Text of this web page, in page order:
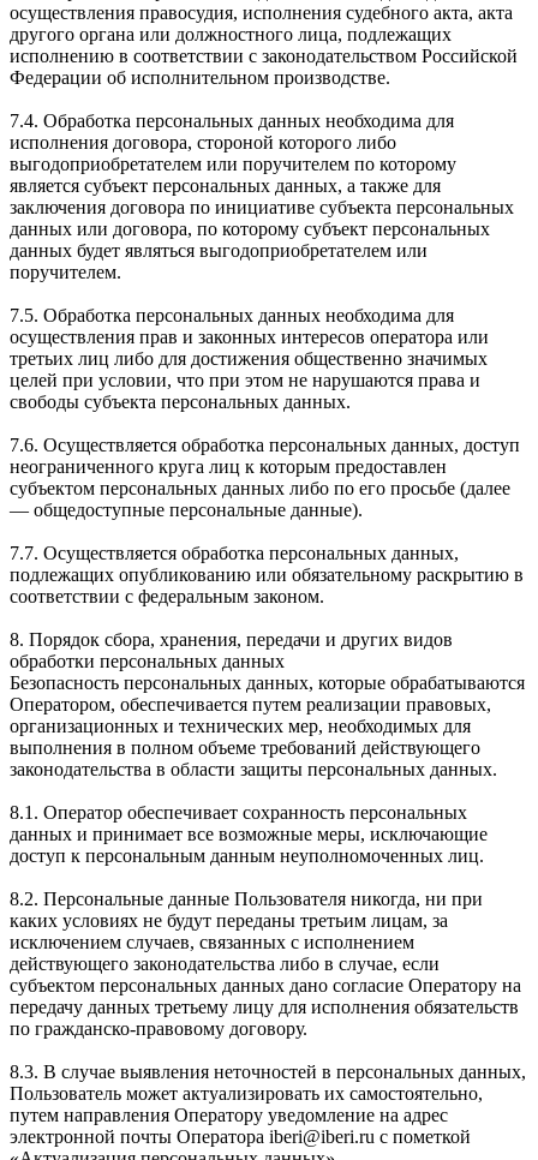
осуществления правосудия, исполнения судебного акта, акта
другого органа или должностного лица, подлежащих
исполнению в соответствии с законодательством Российской
Федерации об исполнительном производстве.
7.4. Обработка персональных данных необходима для
исполнения договора, стороной которого либо
выгодоприобретателем или поручителем по которому
является субъект персональных данных, а также для
заключения договора по инициативе субъекта персональных
данных или договора, по которому субъект персональных
данных будет являться выгодоприобретателем или
поручителем.
7.5. Обработка персональных данных необходима для
осуществления прав и законных интересов оператора или
третьих лиц либо для достижения общественно значимых
целей при условии, что при этом не нарушаются права и
свободы субъекта персональных данных.
7.6. Осуществляется обработка персональных данных, доступ
неограниченного круга лиц к которым предоставлен
субъектом персональных данных либо по его просьбе (далее
— общедоступные персональные данные).
7.7. Осуществляется обработка персональных данных,
подлежащих опубликованию или обязательному раскрытию в
соответствии с федеральным законом.
8. Порядок сбора, хранения, передачи и других видов
обработки персональных данных
Безопасность персональных данных, которые обрабатываются
Оператором, обеспечивается путем реализации правовых,
организационных и технических мер, необходимых для
выполнения в полном объеме требований действующего
законодательства в области защиты персональных данных.
8.1. Оператор обеспечивает сохранность персональных
данных и принимает все возможные меры, исключающие
доступ к персональным данным неуполномоченных лиц.
8.2. Персональные данные Пользователя никогда, ни при
каких условиях не будут переданы третьим лицам, за
исключением случаев, связанных с исполнением
действующего законодательства либо в случае, если
субъектом персональных данных дано согласие Оператору на
передачу данных третьему лицу для исполнения обязательств
по гражданско-правовому договору.
8.3. В случае выявления неточностей в персональных данных,
Пользователь может актуализировать их самостоятельно,
путем направления Оператору уведомление на адрес
электронной почты Оператора iberi@iberi.ru с пометкой